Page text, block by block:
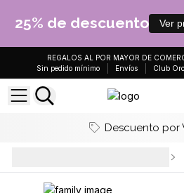
25% de descuento Ver
REGALOS AL POR MAYOR DE
Sin pedido mínimo
Envíos Club Oro
Descuento por